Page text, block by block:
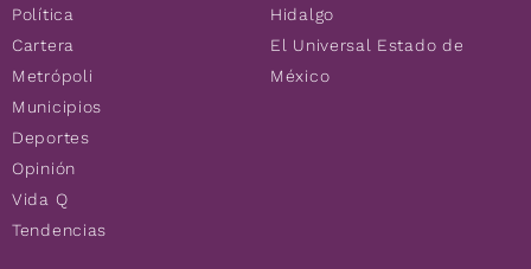
Política
Cartera
Metrópoli
Municipios
Deportes
Opinión
Vida Q
Tendencias
Hidalgo
El Universal Estado de
México